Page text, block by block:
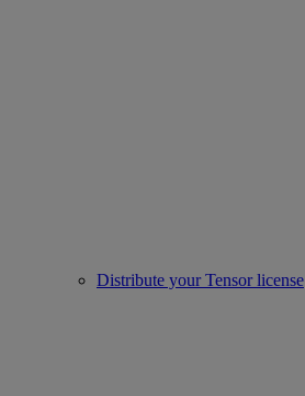
Distribute your Tensor license